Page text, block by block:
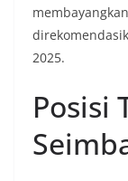
2025.
Posisi